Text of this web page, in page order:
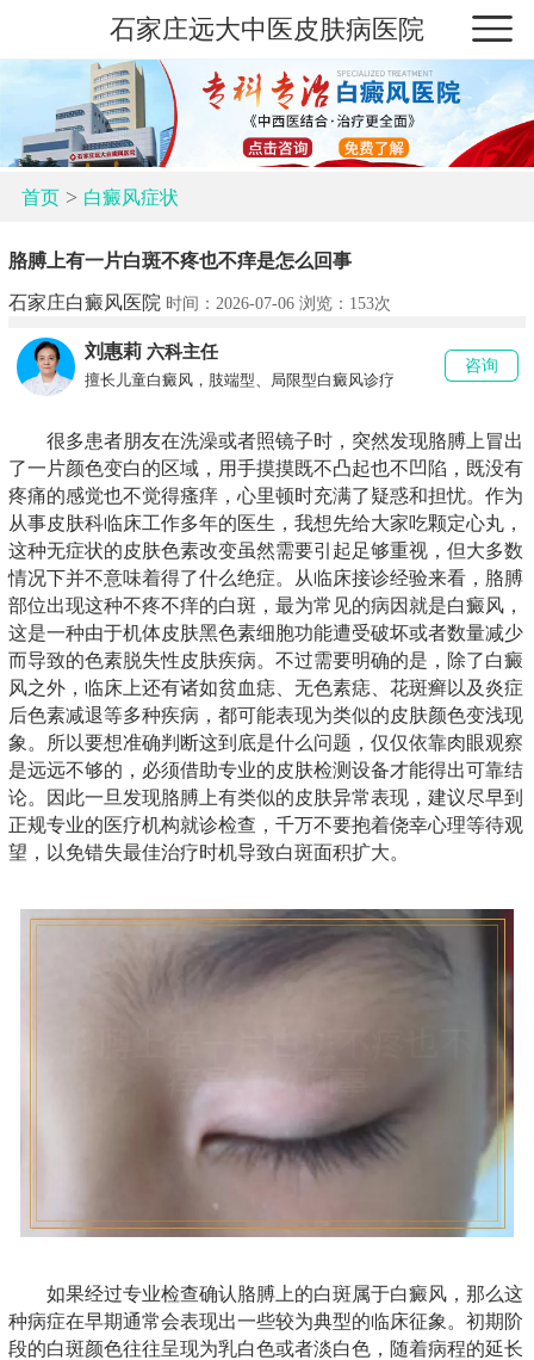
石家庄远大中医皮肤病医院
首页> 白癜风症状
胳膊上有一片白斑不疼也不痒是怎么回事
石家庄白癜风医院 时间：2026-07-06 浏览： 153次
刘惠莉 六科主任
擅长儿童白癜风，肢端型、局限型白癜风诊疗
咨询
很多患者朋友在洗澡或者照镜子时，突然发现胳膊上冒出
了一片颜色变白的区域，用手摸摸既不凸起也不凹陷，既没有
疼痛的感觉也不觉得瘙痒，心里顿时充满了疑惑和担忧。作为
从事皮肤科临床工作多年的医生，我想先给大家吃颗定心丸，
这种无症状的皮肤色素改变虽然需要引起足够重视，但大多数
情况下并不意味着得了什么绝症。从临床接诊经验来看，胳膊
部位出现这种不疼不痒的白斑，最为常见的病因就是白癜风，
这是一种由于机体皮肤黑色素细胞功能遭受破坏或者数量减少
而导致的色素脱失性皮肤疾病。不过需要明确的是，除了白癜
风之外，临床上还有诸如贫血痣、无色素痣、花斑癣以及炎症
后色素减退等多种疾病，都可能表现为类似的皮肤颜色变浅现
象。所以要想准确判断这到底是什么问题，仅仅依靠肉眼观察
是远远不够的，必须借助专业的皮肤检测设备才能得出可靠结
论。因此一旦发现胳膊上有类似的皮肤异常表现，建议尽早到
正规专业的医疗机构就诊检查，千万不要抱着侥幸心理等待观
望，以免错失最佳治疗时机导致白斑面积扩大。
如果经过专业检查确认胳膊上的白斑属于白癜风，那么这
种病症在早期通常会表现出一些较为典型的临床征象。初期阶
段的白斑颜色往往呈现为乳白色或者淡白色，随着病程的延长